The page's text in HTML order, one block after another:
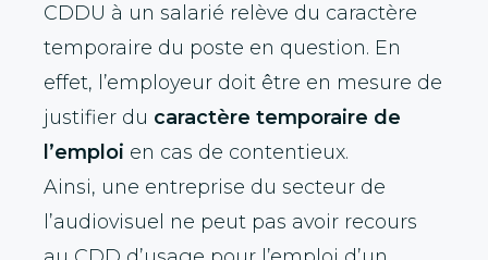
CDDU à un salarié relève du caractère
temporaire du poste en question. En
effet, l’employeur doit être en mesure de
justifier du caractère temporaire de
l’emploi en cas de contentieux.
Ainsi, une entreprise du secteur de
l’audiovisuel ne peut pas avoir recours